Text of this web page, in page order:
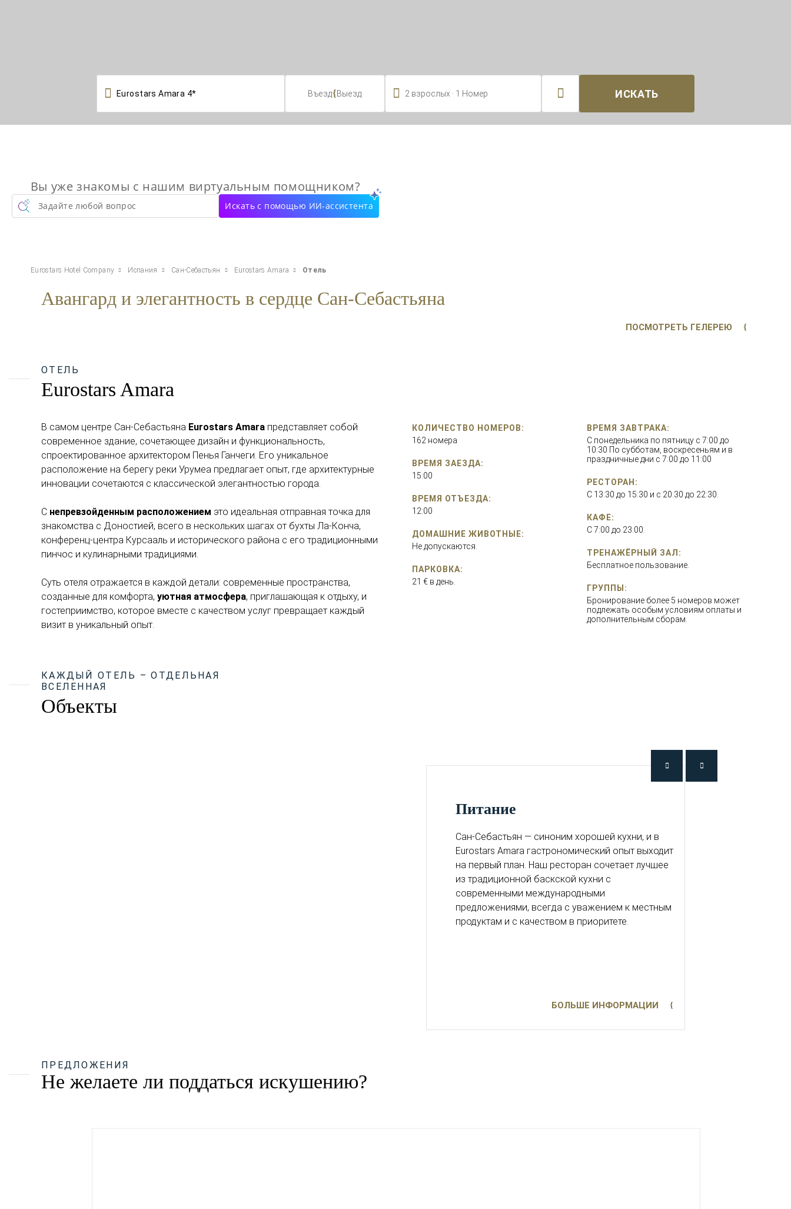
 Въезд{Выезд  2 взрослых 1 Номер  ИСКАТЬ
Вы уже знакомы с нашим виртуальным помощником?
Задайте любой вопрос Искать с помощью ИИ-ассистента
Eurostars Hotel Company Испания Сан-Себастьян Eurostars Amara Отель
Авангард и элегантность в сердце Сан-Себастьяна
ПОСМОТРЕТЬ ГЕЛЕРЕЮ
ОТЕЛЬ
Eurostars Amara
В самом центре Сан-Себастьяна Eurostars Amara представляет собой
современное здание, сочетающее дизайн и функциональность,
спроектированное архитектором Пенья Ганчеги. Его уникальное
расположение на берегу реки Урумеа предлагает опыт, где архитектурные
инновации сочетаются с классической элегантностью города.
С непревзойденным расположением это идеальная отправная точка для
знакомства с Доностией, всего в нескольких шагах от бухты Ла-Конча,
конференц-центра Курсааль и исторического района с его традиционными
пинчос и кулинарными традициями.
Суть отеля отражается в каждой детали: современные пространства,
созданные для комфорта, уютная атмосфера, приглашающая к отдыху, и
гостеприимство, которое вместе с качеством услуг превращает каждый
визит в уникальный опыт.
КОЛИЧЕСТВО НОМЕРОВ:
162 номера
ВРЕМЯ ЗАЕЗДА:
15:00
ВРЕМЯ ОТЪЕЗДА:
12:00
ДОМАШНИЕ ЖИВОТНЫЕ:
Не допускаются.
ПАРКОВКА:
21 € в день.
ВРЕМЯ ЗАВТРАКА:
С понедельника по пятницу с 7:00 до
10:30 По субботам, воскресеньям и в
праздничные дни с 7:00 до 11:00
РЕСТОРАН:
С 13:30 до 15:30 и с 20:30 до 22:30.
КАФЕ:
С 7:00 до 23:00.
ТРЕНАЖЁРНЫЙ ЗАЛ:
Бесплатное пользование.
ГРУППЫ:
Бронирование более 5 номеров может
подлежать особым условиям оплаты и
дополнительным сборам.
КАЖДЫЙ ОТЕЛЬ – ОТДЕЛЬНАЯ
ВСЕЛЕННАЯ
Объекты
питание
Сан-Себастьян — синоним хорошей кухни, и в
Eurostars Amara гастрономический опыт выходит
на первый план. Наш ресторан сочетает лучшее
из традиционной баскской кухни с
современными международными
предложениями, всегда с уважением к местным
продуктам и с качеством в приоритете.
БОЛЬШЕ ИНФОРМАЦИИ
ПРЕДЛОЖЕНИЯ
Не желаете ли поддаться искушению?